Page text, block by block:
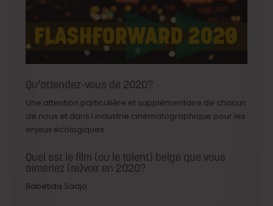
Qu’attendez-vous de 2020?
Une attention particulière et supplémentaire de chacun
de nous et dans l industrie cinématographique pour les
enjeux écologiques.
Quel est le film (ou le talent) belge que vous
aimeriez (re)voir en 2020?
Babetida Sadjo